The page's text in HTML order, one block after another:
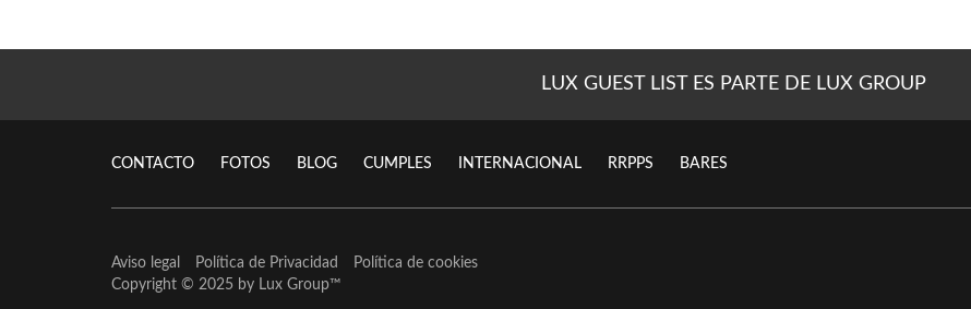
LUX GUEST LIST ES PARTE DE LUX GROUP
CONTACTO FOTOS BLOG CUMPLES INTERNACIONAL RRPPS BARES
Aviso legal Política de Privacidad
Política de cookies
Copyright © 2025 by Lux Group™